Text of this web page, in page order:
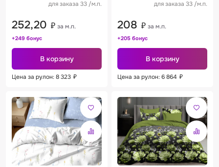
для заказа 33 /м.п.
252,20 ₽ за м.п.
+249 бонус
В корзину
Цена за рулон: 8 323 ₽
для заказа 33 /м.п.
208 ₽ за м.п.
+205 бонус
В корзину
Цена за рулон: 6 864 ₽